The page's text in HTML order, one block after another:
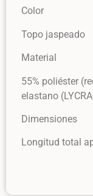
Color
Topo jaspeado
Material
55% poliéster
elastano
Dimensiones
Longitud total